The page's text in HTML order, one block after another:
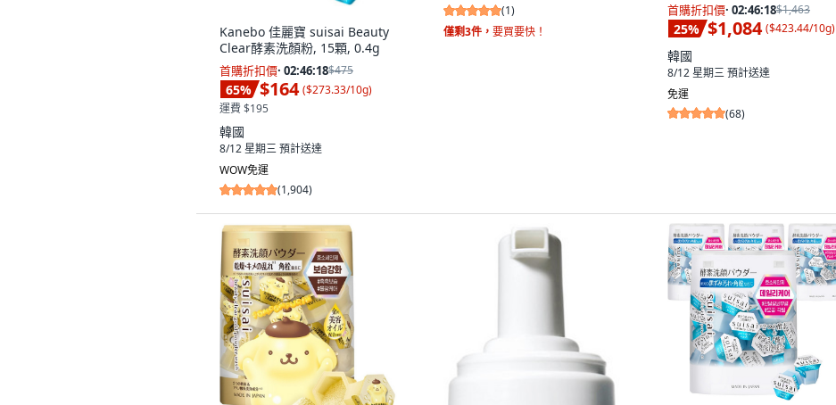
Kanebo 佳麗寶 suisai Beauty
Clear酵素洗顏粉, 15顆, 0.4g
首購折扣價· 02:46:17$475
65% $164 ($273.33/10g)
運費 $195
韓國
8/12 星期三預計送達
WOW免運
(1,904)
(1)
僅剩3件， 要買要快！
首購折扣價· 02:46:17$1,463
25% $1,084 ($423.44/10g)
韓國
8/12 星期三預計送達
免運
(68)